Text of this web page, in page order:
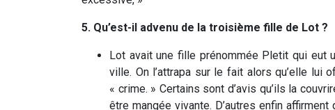
5. Qu’est-il advenu de la troisième fille de Lot ?
Lot avait une fille prénommée Pletit qui eut
ville. On l’attrapa sur le fait alors qu’elle lui
« crime. » Certains sont d’avis qu’ils la
être mangée vivante. D’autres enfin